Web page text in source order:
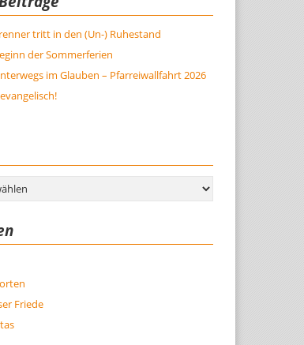
tritt in den (Un-) Ruhestand
der Sommerferien
im Glauben – Pfarreiwallfahrt 2026
Friede